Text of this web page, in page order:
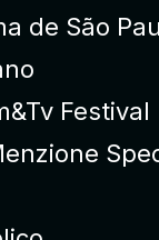
de São
Festival